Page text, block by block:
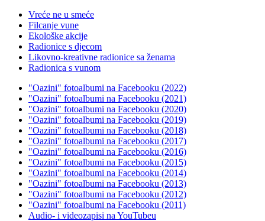
Vreće ne u smeće
Filcanje vune
Ekološke akcije
Radionice s djecom
Likovno-kreativne radionice sa ženama
Radionica s vunom
"Oazini" fotoalbumi na Facebooku (2022)
"Oazini" fotoalbumi na Facebooku (2021)
"Oazini" fotoalbumi na Facebooku (2020)
"Oazini" fotoalbumi na Facebooku (2019)
"Oazini" fotoalbumi na Facebooku (2018)
"Oazini" fotoalbumi na Facebooku (2017)
"Oazini" fotoalbumi na Facebooku (2016)
"Oazini" fotoalbumi na Facebooku (2015)
"Oazini" fotoalbumi na Facebooku (2014)
"Oazini" fotoalbumi na Facebooku (2013)
"Oazini" fotoalbumi na Facebooku (2012)
"Oazini" fotoalbumi na Facebooku (2011)
Audio- i videozapisi na YouTubeu